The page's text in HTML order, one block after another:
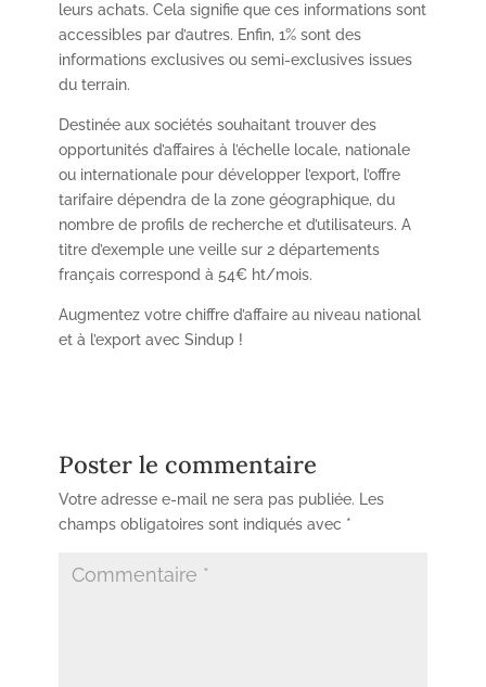
leurs achats. Cela signifie que ces informations sont
accessibles par d’autres. Enfin, 1% sont des
informations exclusives ou semi-exclusives issues
du terrain.
Destinée aux sociétés souhaitant trouver des
opportunités d’affaires à l’échelle locale, nationale
ou internationale pour développer l’export, l’offre
tarifaire dépendra de la zone géographique, du
nombre de profils de recherche et d’utilisateurs. A
titre d’exemple une veille sur 2 départements
français correspond à 54€ ht/mois.
Augmentez votre chiffre d’affaire au niveau national
et à l’export avec Sindup !
Poster le commentaire
Votre adresse e-mail ne sera pas publiée.
Les
champs obligatoires sont indiqués avec *